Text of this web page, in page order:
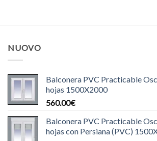
NUOVO
Balconera PVC Practicable
hojas 1500X2000
560.00€
Balconera PVC Practicable
hojas con Persiana (PVC)